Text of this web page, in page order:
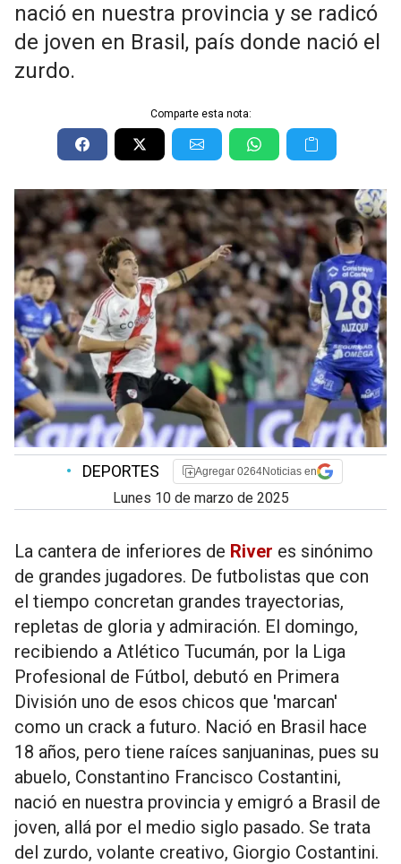
nació en nuestra provincia y se radicó
de joven en Brasil, país donde nació el
zurdo.
Comparte esta nota:
• DEPORTES Agregar 0264Noticias en
lunes 10 de marzo de 2025
La cantera de inferiores de River es sinónimo
de grandes jugadores. De futbolistas que con
el tiempo concretan grandes trayectorias,
repletas de gloria y admiración. El domingo,
recibiendo a Atlético Tucumán, por la Liga
Profesional de Fútbol, debutó en Primera
División uno de esos chicos que 'marcan'
como un crack a futuro. Nació en Brasil hace
18 años, pero tiene raíces sanjuaninas, pues su
abuelo, Constantino Francisco Costantini,
nació en nuestra provincia y emigró a Brasil de
joven, allá por el medio siglo pasado. Se trata
del zurdo, volante creativo, Giorgio Costantini.